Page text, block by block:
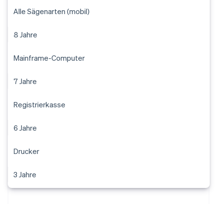
Alle Sägenarten (mobil)
8 Jahre
Mainframe-Computer
7 Jahre
Registrierkasse
6 Jahre
Drucker
3 Jahre